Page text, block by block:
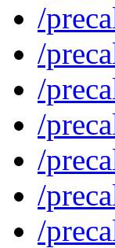
/
/
/
/
/
/
/